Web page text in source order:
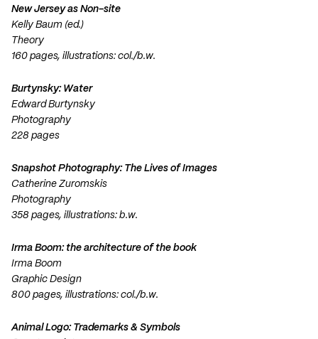
New Jersey as Non-site
Kelly Baum (ed.)
Theory
160 pages, illustrations: col./b.w.
Burtynsky: Water
Edward Burtynsky
Photography
228 pages
Snapshot Photography: The Lives of Images
Catherine Zuromskis
Photography
358 pages, illustrations: b.w.
Irma Boom: the architecture of the book
Irma Boom
Graphic Design
800 pages, illustrations: col./b.w.
Animal Logo: Trademarks & Symbols